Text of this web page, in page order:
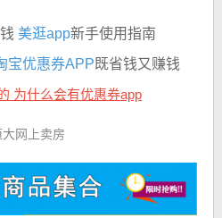
美逛app新手使用指南
宝优惠券APP既省钱又赚钱
为什么会有优惠券app
大网上卖房